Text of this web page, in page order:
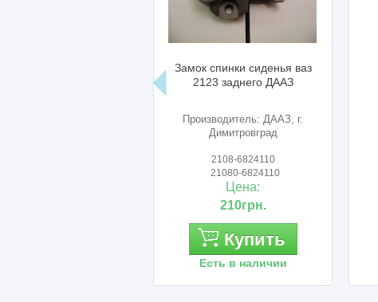
Замок спинки сиденья ваз
2123 заднего ДААЗ
Производитель: ДААЗ, г.
Димитровград
2108-6824110
21080-6824110
Цена:
210грн.
Купить
Есть в наличии